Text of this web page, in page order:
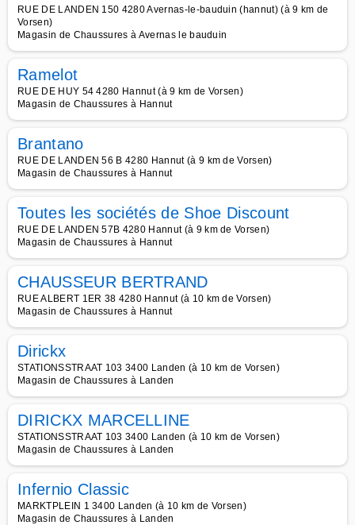
RUE DE LANDEN 150 4280 Avernas-le-bauduin (hannut) (à 9 km de
Vorsen)
Magasin de Chaussures à Avernas le bauduin
Ramelot
RUE DE HUY 54 4280 Hannut (à 9 km de Vorsen)
Magasin de Chaussures à Hannut
Brantano
RUE DE LANDEN 56 B 4280 Hannut (à 9 km de Vorsen)
Magasin de Chaussures à Hannut
Toutes les sociétés de Shoe Discount
RUE DE LANDEN 57B 4280 Hannut (à 9 km de Vorsen)
Magasin de Chaussures à Hannut
CHAUSSEUR BERTRAND
RUE ALBERT 1ER 38 4280 Hannut (à 10 km de Vorsen)
Magasin de Chaussures à Hannut
Dirickx
STATIONSSTRAAT 103 3400 Landen (à 10 km de Vorsen)
Magasin de Chaussures à Landen
DIRICKX MARCELLINE
STATIONSSTRAAT 103 3400 Landen (à 10 km de Vorsen)
Magasin de Chaussures à Landen
Infernio Classic
MARKTPLEIN 1 3400 Landen (à 10 km de Vorsen)
Magasin de Chaussures à Landen